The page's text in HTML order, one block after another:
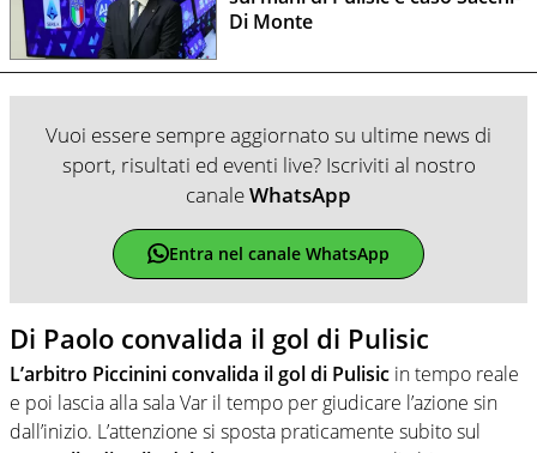
Di Monte
Vuoi essere sempre aggiornato su ultime news di
sport, risultati ed eventi live? Iscriviti al nostro
canaleWhatsApp
Entra nel canale WhatsApp
Di Paolo convalida il gol di Pulisic
L’arbitro Piccinini convalida il gol di Pulisic in tempo reale
e poi lascia alla sala Var il tempo per giudicare l’azione sin
dall’inizio. L’attenzione si sposta praticamente subito sul